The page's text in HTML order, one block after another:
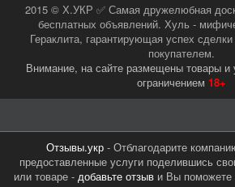
2015 © Х.УКР ✅ Самая дружелюбная
бесплатных объявлений. Хуль -
Гераклита, гарантирующая успех
покупателем.
Внимание, на сайте размещены товары и
ограничением 18+
Отзывы.укр - Отблагодарите
предоставленные услуги поделившись
или товаре - добавьте отзыв и Вы поможете